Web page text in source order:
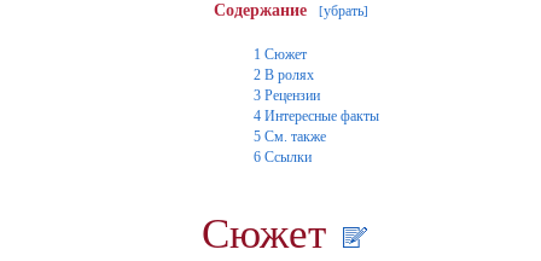
Содержание [убрать]
1 Сюжет
2 В ролях
3 Рецензии
4 Интересные факты
5 См. также
6 Ссылки
Сюжет